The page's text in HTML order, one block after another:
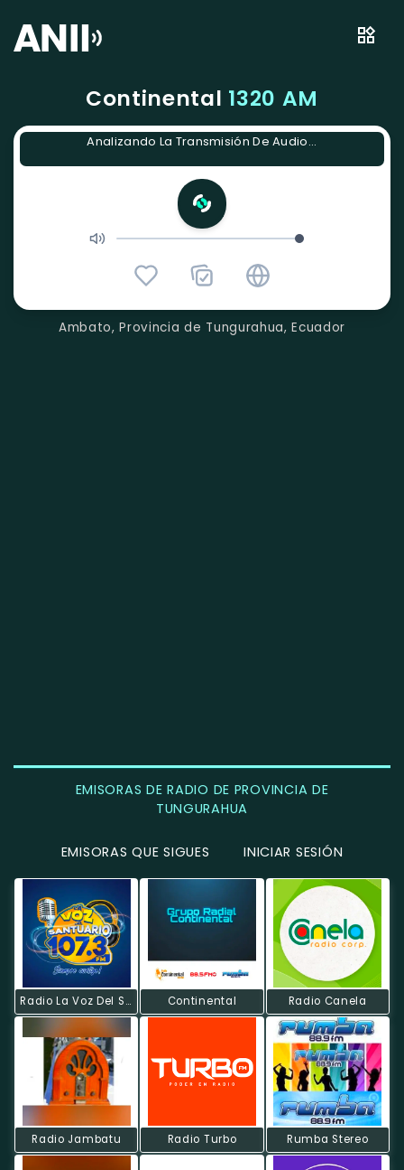
Continental 1320 AM
Analizando La Transmisión De Audio...
Ambato, Provincia de Tungurahua, Ecuador
EMISORAS DE RADIO DE PROVINCIA DE
TUNGURAHUA
EMISORAS QUE SIGUES INICIAR SESIÓN
Radio La Voz Del Santuario Continental Radio Canela
Radio Jambatu Radio Turbo Rumba Stereo